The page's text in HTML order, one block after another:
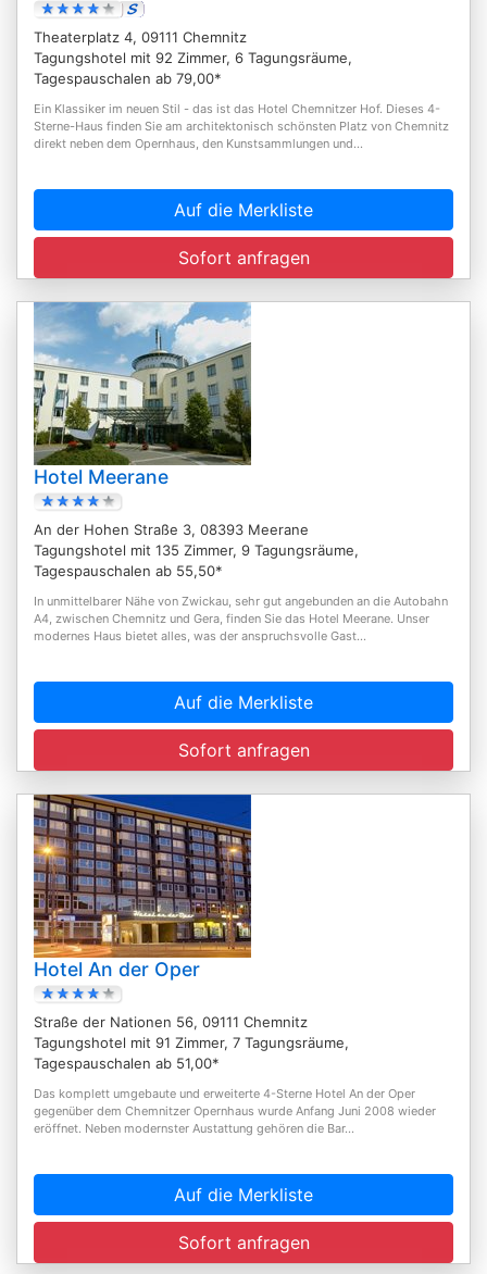
Theaterplatz 4, 09111 Chemnitz
Tagungshotel mit 92 Zimmer, 6 Tagungsräume,
Tagespauschalen ab 79,00*
Ein Klassiker im neuen Stil - das ist das Hotel Chemnitzer Hof. Dieses 4-
Sterne-Haus finden Sie am architektonisch schönsten Platz von Chemnitz
direkt neben dem Opernhaus, den Kunstsammlungen und...
Auf die Merkliste
Sofort anfragen
Hotel Meerane
An der Hohen Straße 3, 08393 Meerane
Tagungshotel mit 135 Zimmer, 9 Tagungsräume,
Tagespauschalen ab 55,50*
In unmittelbarer Nähe von Zwickau, sehr gut angebunden an die Autobahn
A4, zwischen Chemnitz und Gera, finden Sie das Hotel Meerane. Unser
modernes Haus bietet alles, was der anspruchsvolle Gast...
Auf die Merkliste
Sofort anfragen
Hotel An der Oper
Straße der Nationen 56, 09111 Chemnitz
Tagungshotel mit 91 Zimmer, 7 Tagungsräume,
Tagespauschalen ab 51,00*
Das komplett umgebaute und erweiterte 4-Sterne Hotel An der Oper
gegenüber dem Chemnitzer Opernhaus wurde Anfang Juni 2008 wieder
eröffnet. Neben modernster Austattung gehören die Bar...
Auf die Merkliste
Sofort anfragen